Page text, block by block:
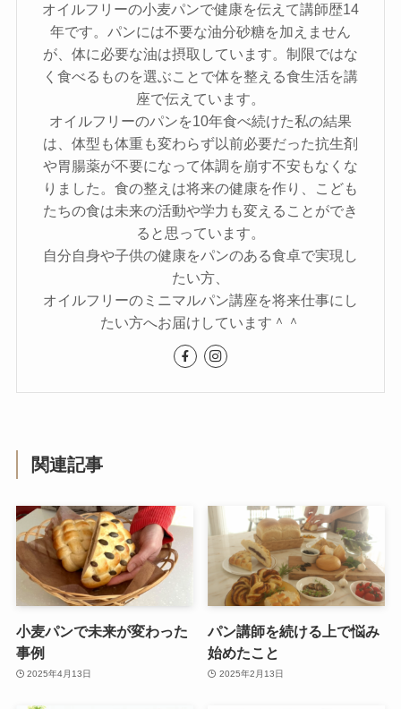
オイルフリーの小麦パンで健康を伝えて講師歴14
年です。パンには不要な油分砂糖を加えません
が、体に必要な油は摂取しています。制限ではな
く食べるものを選ぶことで体を整える食生活を講
座で伝えています。
オイルフリーのパンを10年食べ続けた私の結果
は、体型も体重も変わらず以前必要だった抗生剤
や胃腸薬が不要になって体調を崩す不安もなくな
りました。食の整えは将来の健康を作り、こども
たちの食は未来の活動や学力も変えることができ
ると思っています。
自分自身や子供の健康をパンのある食卓で実現し
たい方、
オイルフリーのミニマルパン講座を将来仕事にし
たい方へお届けしています＾＾
関連記事
小麦パンで未来が変わった
事例
2025年4月13日
パン講師を続ける上で悩み
始めたこと
2025年2月13日